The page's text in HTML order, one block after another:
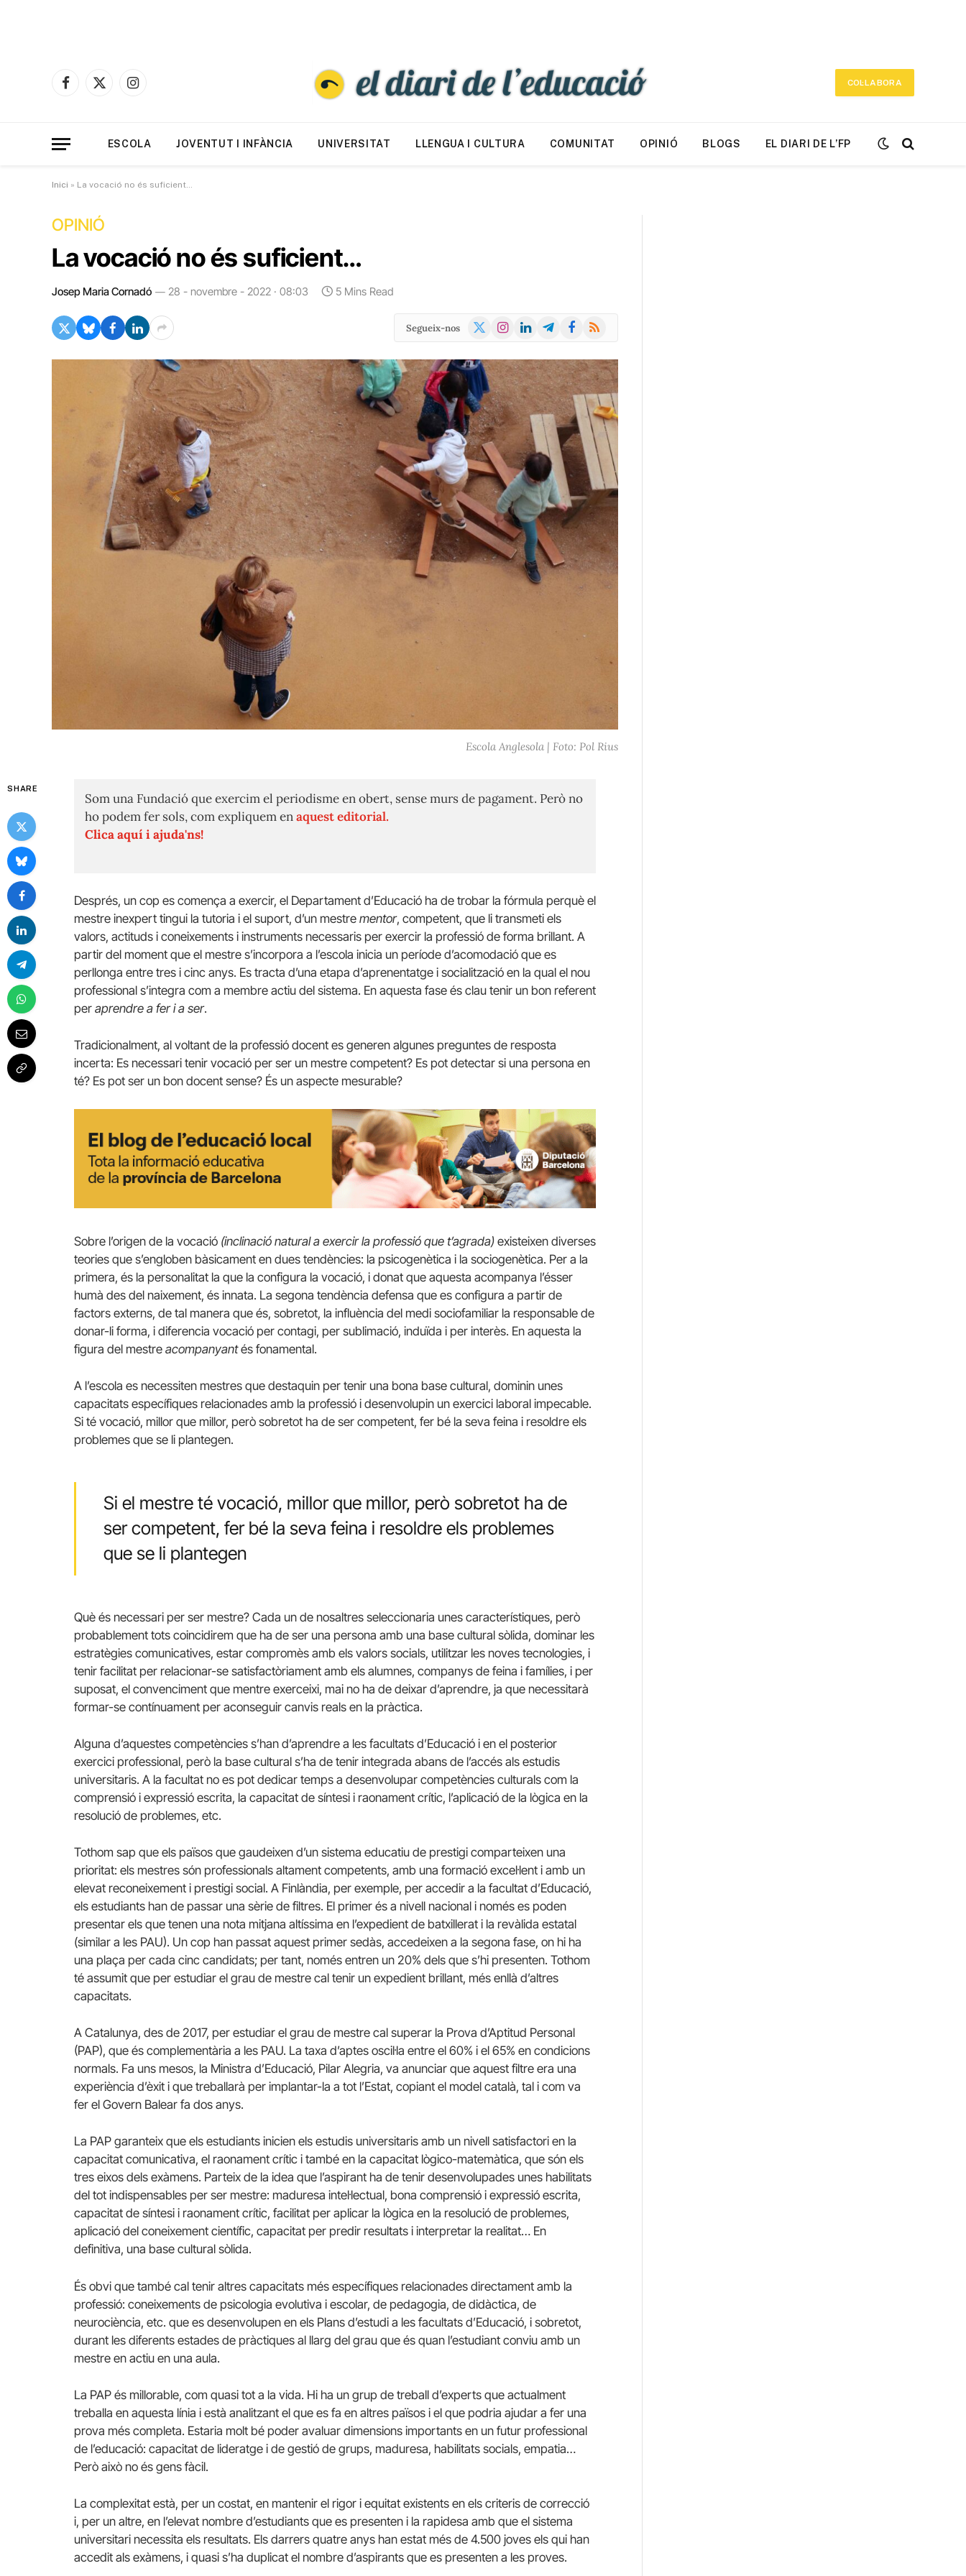
Facebook
X
Instagram
COL·LABORA
ESCOLA JOVENTUT I INFÀNCIA UNIVERSITAT LLENGUA I CULTURA COMUNITAT OPINIÓ BLOGS EL DIARI DE L’FP
Inici » La vocació no és suficient…
OPINIÓ
La vocació no és suficient…
Josep Maria Cornadó 28 - novembre - 2022 · 08:03 5 Mins Read
Segueix-nos
X
Instagram
LinkedInTelegramFacebook
RSS
Escola Anglesola | Foto: Pol Rius
SHARE
Som una Fundació que exercim el periodisme en obert, sense murs de pagament. Però no
ho podem fer sols, com expliquem enaquest editorial.
Clica aquí i ajuda'ns!
Després, un cop es comença a exercir, el Departament d’Educació ha de trobar la fórmula perquè el
mestre inexpert tingui la tutoria i el suport, d’un mestre mentor, competent, que li transmeti els
valors, actituds i coneixements i instruments necessaris per exercir la professió de forma brillant. A
partir del moment que el mestre s’incorpora a l’escola inicia un període d’acomodació que es
perllonga entre tres i cinc anys. Es tracta d’una etapa d’aprenentatge i socialització en la qual el nou
professional s’integra com a membre actiu del sistema. En aquesta fase és clau tenir un bon referent
per aprendre a fer i a ser.
Tradicionalment, al voltant de la professió docent es generen algunes preguntes de resposta
incerta: Es necessari tenir vocació per ser un mestre competent? Es pot detectar si una persona en
té? Es pot ser un bon docent sense? És un aspecte mesurable?
Sobre l’origen de la vocació (inclinació natural a exercir la professió que t’agrada) existeixen diverses
teories que s’engloben bàsicament en dues tendències: la psicogenètica i la sociogenètica. Per a la
primera, és la personalitat la que la configura la vocació, i donat que aquesta acompanya l’ésser
humà des del naixement, és innata. La segona tendència defensa que es configura a partir de
factors externs, de tal manera que és, sobretot, la influència del medi sociofamiliar la responsable de
donar-li forma, i diferencia vocació per contagi, per sublimació, induïda i per interès. En aquesta la
figura del mestre acompanyantés fonamental.
A l’escola es necessiten mestres que destaquin per tenir una bona base cultural, dominin unes
capacitats específiques relacionades amb la professió i desenvolupin un exercici laboral impecable.
Si té vocació, millor que millor, però sobretot ha de ser competent, fer bé la seva feina i resoldre els
problemes que se li plantegen.
Si el mestre té vocació, millor que millor, però sobretot ha de
ser competent, fer bé la seva feina i resoldre els problemes
que se li plantegen
Què és necessari per ser mestre? Cada un de nosaltres seleccionaria unes característiques, però
probablement tots coincidirem que ha de ser una persona amb una base cultural sòlida, dominar les
estratègies comunicatives, estar compromès amb els valors socials, utilitzar les noves tecnologies, i
tenir facilitat per relacionar-se satisfactòriament amb els alumnes, companys de feina i famílies, i per
suposat, el convenciment que mentre exerceixi, mai no ha de deixar d’aprendre, ja que necessitarà
formar-se contínuament per aconseguir canvis reals en la pràctica.
Alguna d’aquestes competències s’han d’aprendre a les facultats d’Educació i en el posterior
exercici professional, però la base cultural s’ha de tenir integrada abans de l’accés als estudis
universitaris. A la facultat no es pot dedicar temps a desenvolupar competències culturals com la
comprensió i expressió escrita, la capacitat de síntesi i raonament crític, l’aplicació de la lògica en la
resolució de problemes, etc.
Tothom sap que els països que gaudeixen d’un sistema educatiu de prestigi comparteixen una
prioritat: els mestres són professionals altament competents, amb una formació excel·lent i amb un
elevat reconeixement i prestigi social. A Finlàndia, per exemple, per accedir a la facultat d’Educació,
els estudiants han de passar una sèrie de filtres. El primer és a nivell nacional i només es poden
presentar els que tenen una nota mitjana altíssima en l’expedient de batxillerat i la revàlida estatal
(similar a les PAU). Un cop han passat aquest primer sedàs, accedeixen a la segona fase, on hi ha
una plaça per cada cinc candidats; per tant, només entren un 20% dels que s’hi presenten. Tothom
té assumit que per estudiar el grau de mestre cal tenir un expedient brillant, més enllà d’altres
capacitats.
A Catalunya, des de 2017, per estudiar el grau de mestre cal superar la Prova d’Aptitud Personal
(PAP), que és complementària a les PAU. La taxa d’aptes oscil·la entre el 60% i el 65% en condicions
normals. Fa uns mesos, la Ministra d’Educació, Pilar Alegria, va anunciar que aquest filtre era una
experiència d’èxit i que treballarà per implantar-la a tot l’Estat, copiant el model català, tal i com va
fer el Govern Balear fa dos anys.
La PAP garanteix que els estudiants inicien els estudis universitaris amb un nivell satisfactori en la
capacitat comunicativa, el raonament crític i també en la capacitat lògico-matemàtica, que són els
tres eixos dels exàmens. Parteix de la idea que l’aspirant ha de tenir desenvolupades unes habilitats
del tot indispensables per ser mestre: maduresa intel·lectual, bona comprensió i expressió escrita,
capacitat de síntesi i raonament crític, facilitat per aplicar la lògica en la resolució de problemes,
aplicació del coneixement científic, capacitat per predir resultats i interpretar la realitat… En
definitiva, una base cultural sòlida.
És obvi que també cal tenir altres capacitats més específiques relacionades directament amb la
professió: coneixements de psicologia evolutiva i escolar, de pedagogia, de didàctica, de
neurociència, etc. que es desenvolupen en els Plans d’estudi a les facultats d’Educació, i sobretot,
durant les diferents estades de pràctiques al llarg del grau que és quan l’estudiant conviu amb un
mestre en actiu en una aula.
La PAP és millorable, com quasi tot a la vida. Hi ha un grup de treball d’experts que actualment
treballa en aquesta línia i està analitzant el que es fa en altres països i el que podria ajudar a fer una
prova més completa. Estaria molt bé poder avaluar dimensions importants en un futur professional
de l’educació: capacitat de lideratge i de gestió de grups, maduresa, habilitats socials, empatia…
Però això no és gens fàcil.
La complexitat està, per un costat, en mantenir el rigor i equitat existents en els criteris de correcció
i, per un altre, en l’elevat nombre d’estudiants que es presenten i la rapidesa amb que el sistema
universitari necessita els resultats. Els darrers quatre anys han estat més de 4.500 joves els qui han
accedit als exàmens, i quasi s’ha duplicat el nombre d’aspirants que es presenten a les proves.